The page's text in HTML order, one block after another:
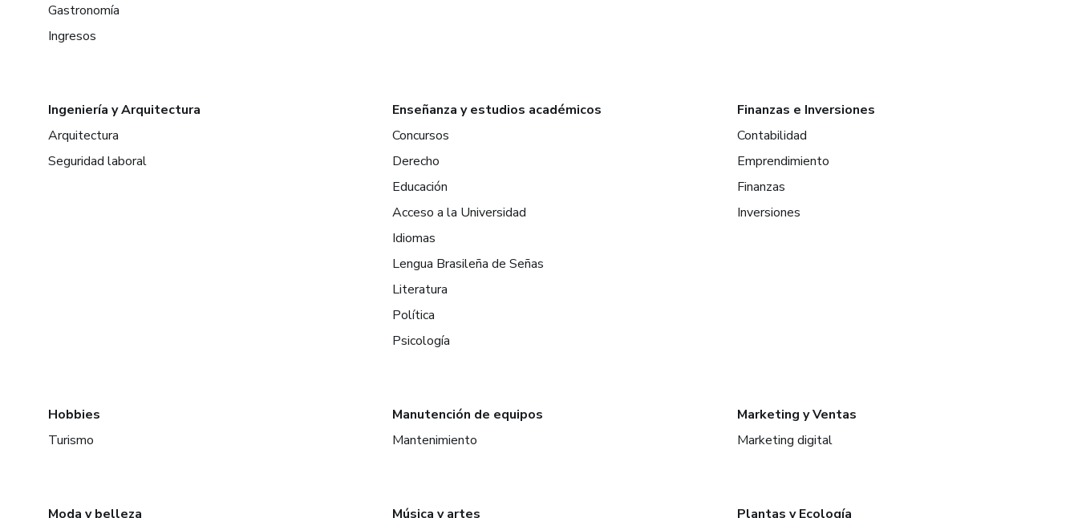
Gastronomía
Ingresos
Ingeniería y Arquitectura
Arquitectura
Seguridad laboral
Enseñanza y estudios académicos
Concursos
Derecho
Educación
Acceso a la Universidad
Idiomas
Lengua Brasileña de Señas
Literatura
Política
Psicología
Finanzas e Inversiones
Contabilidad
Emprendimiento
Finanzas
Inversiones
Hobbies
Turismo
Manutención de equipos
Mantenimiento
Marketing y Ventas
Marketing digital
Moda y belleza Música y artes Plantas y Ecología